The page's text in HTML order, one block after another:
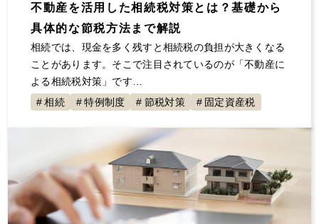
不動産を活用した相続税対策とは？基礎から
具体的な節税方法まで解説
相続では、現金を多く残すと相続税の負担が大きくなる
ことがあります。そこで注目されているのが「不動産に
よる相続税対策」です…
相続
特例制度 節税対策 固定資産税